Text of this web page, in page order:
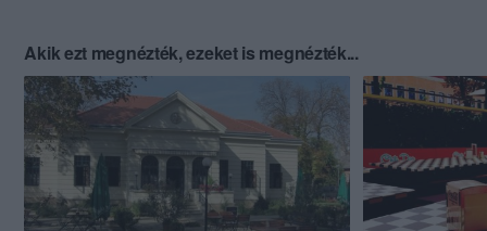
Akik ezt megnézték, ezeket is megnézték...